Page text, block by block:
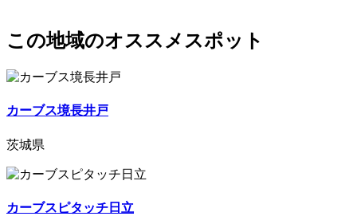
この地域のオススメスポット
カーブス境長井戸
茨城県
カーブスピタッチ日立